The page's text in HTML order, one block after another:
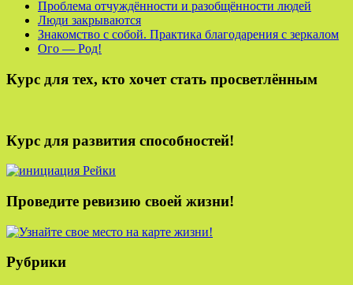
Проблема отчуждённости и разобщённости людей
Люди закрываются
Знакомство с собой. Практика благодарения с зеркалом
Ого — Род!
Курс для тех, кто хочет стать просветлённым
Курс для развития способностей!
Проведите ревизию своей жизни!
Рубрики